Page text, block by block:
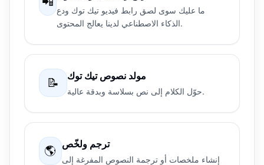
ما عليك سوى لصق رابط فيديو تيك توك ودع
الذكاء الاصطناعي لدينا يعالج المحتوى.
📝 مولد نصوص تيك توك
حوّل الكلام إلى نص بسلاسة وبدقة عالية.
🌎 ترجم ولخّص
إنشاء ملخصات أو ترجمة النصوص المفرغة إلى